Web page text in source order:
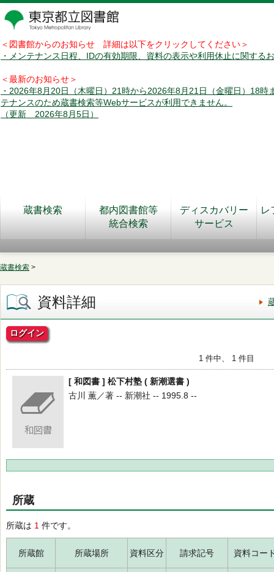
＜図書館からのお知らせ 詳細は以下をクリックしてください＞
・メンテナンス日程、IDの有効期限、資料の表示や利用休止に関する
＜最新のお知らせ＞
・2026年8月20日（木曜日）21時から2026年8月21日（金曜日）18時
テナンスのため蔵書検索等Webサービスが利用できません。
（更新 2026年8月5日）
蔵書検索
都内図書館等
統合検索
ディスカバリー
サービス
レ
蔵書検索 >
資料詳細
ログイン
1 件中、 1 件目
[ 和図書 ] 松下村塾 ( 新潮選書 )
古川 薫／著 -- 新潮社 -- 1995.8 --
所蔵
所蔵は 1 件です。
所蔵館 所蔵場所 資料区分 請求記号 資料コー